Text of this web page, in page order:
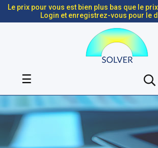
Le prix pour vous est bien plus bas que le
Login et enregistrez-vous pour le
Basculer
navigation
☰